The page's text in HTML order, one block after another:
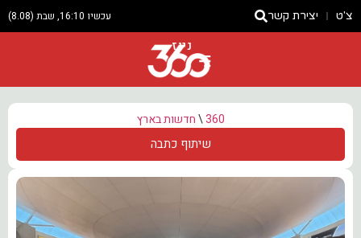
צ'ט יצירת קשר עכשיו 16:10, שבת (8.08)
ניוז
360
\חדשות בארץ
שיתוף כתבה